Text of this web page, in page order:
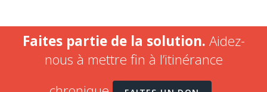
Faites partie de la solution. Aidez-
nous à mettre fin à l’itinérance